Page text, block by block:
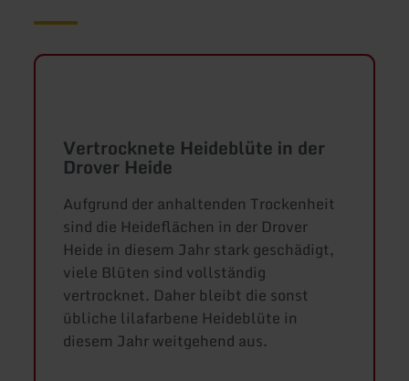
Vertrocknete Heideblüte in der
Drover Heide
Aufgrund der anhaltenden Trockenheit
sind die Heideflächen in der Drover
Heide in diesem Jahr stark geschädigt,
viele Blüten sind vollständig
vertrocknet. Daher bleibt die sonst
übliche lilafarbene Heideblüte in
diesem Jahr weitgehend aus.